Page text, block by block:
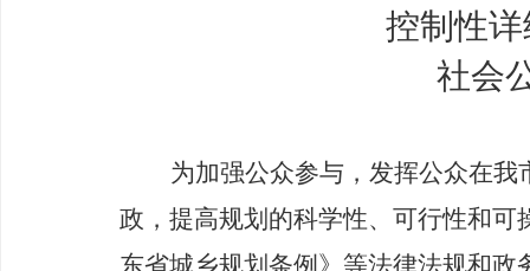
控制性
社会
为加强公众参与，发挥公众在
政，提高规划的科学性、可行性和
东省城乡规划条例》等法律法规和政